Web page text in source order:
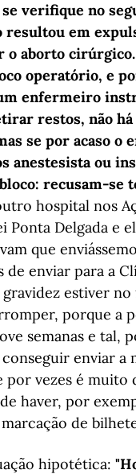
verifique no
resultou em
o aborto
operatório, e
enfermeiro
restos, não
se por acaso o
anestesista ou
recusam-se
hospital nos
Ponta Delgada e
que
de enviar para a
gravidez estiver
porque a
semanas e tal,
enviar a
por vezes é muito
haver, por
de
hipotética: